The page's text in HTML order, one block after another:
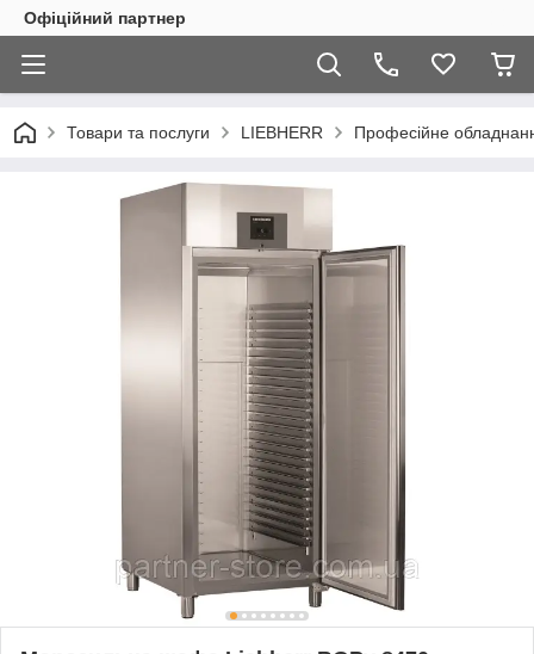
Офіційний партнер
Товари та послуги LIEBHERR Професійне